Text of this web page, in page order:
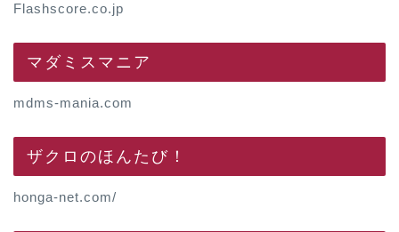
Flashscore.co.jp
マダミスマニア
mdms-mania.com
ザクロのほんたび！
honga-net.com/